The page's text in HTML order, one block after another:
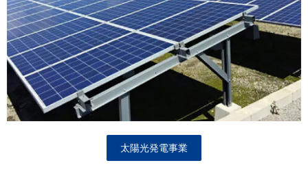
太陽光発電事業